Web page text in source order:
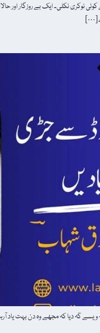
نوکری نکلی۔ ایک بے روزگار
[…]
کَہ دیا کہ مجھے وہ دن بہت یاد